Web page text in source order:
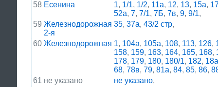
58 Есенина 1, 1/1, 1/2, 11а, 12, 13, 15а,
52а, 7, 7/1, 7Б, 7в, 9, 9/1,
59 Железнодорожная
2-я
35, 37а, 43/2 стр,
60 Железнодорожная 1, 104а, 105а, 108, 113, 126,
158, 159, 163, 164, 165, 168,
178, 179, 180, 180/1, 182, 18а
68, 78в, 79, 81а, 84, 85, 86,
61 не указано не указано,